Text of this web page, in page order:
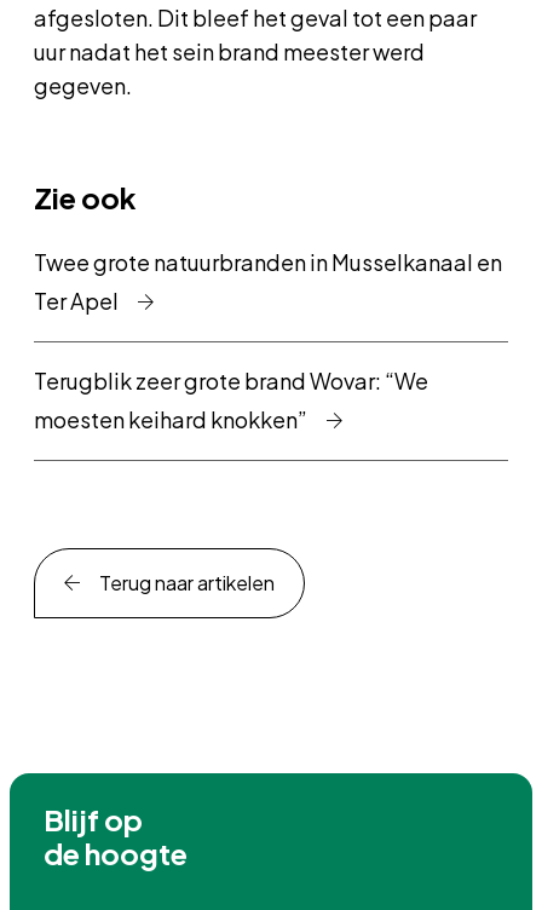
afgesloten. Dit bleef het geval tot een paar
uur nadat het sein brand meester werd
gegeven.
Zie ook
Twee grote natuurbranden in Musselkanaal en
Ter Apel
Terugblik zeer grote brand Wovar: “We
moesten keihard knokken”
Terug naar artikelen
Blijf op
de hoogte